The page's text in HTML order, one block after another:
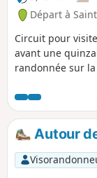
Départ à
Circuit pour
avant une
randonnée sur
col du Banchet
inversement. Et
qui ont envie de
déjeuner dans le
QUI
des photos en
Autour